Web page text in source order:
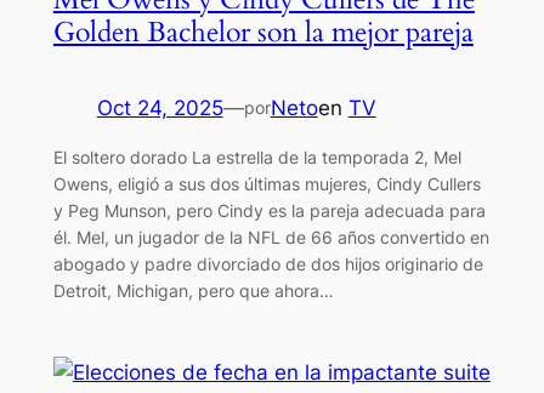
Golden Bachelor son la mejor pareja
Oct 24, 2025—porNetoen TV
El soltero dorado La estrella de la temporada 2, Mel
Owens, eligió a sus dos últimas mujeres, Cindy Cullers
y Peg Munson, pero Cindy es la pareja adecuada para
él. Mel, un jugador de la NFL de 66 años convertido en
abogado y padre divorciado de dos hijos originario de
Detroit, Michigan, pero que ahora…